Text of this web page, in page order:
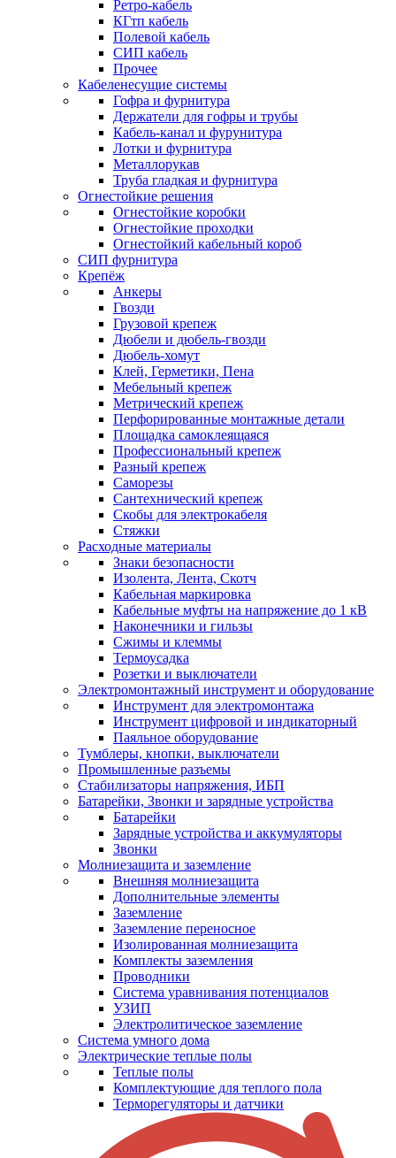
Ретро-кабель
КГтп кабель
Полевой кабель
СИП кабель
Прочее
Кабеленесущие системы
Гофра и фурнитура
Держатели для гофры и трубы
Кабель-канал и фурунитура
Лотки и фурнитура
Металлорукав
Труба гладкая и фурнитура
Огнестойкие решения
Огнестойкие коробки
Огнестойкие проходки
Огнестойкий кабельный короб
СИП фурнитура
Крепёж
Анкеры
Гвозди
Грузовой крепеж
Дюбели и дюбель-гвозди
Дюбель-хомут
Клей, Герметики, Пена
Мебельный крепеж
Метрический крепеж
Перфорированные монтажные детали
Площадка самоклеящаяся
Профессиональный крепеж
Разный крепеж
Саморезы
Сантехнический крепеж
Скобы для электрокабеля
Стяжки
Расходные материалы
Знаки безопасности
Изолента, Лента, Скотч
Кабельная маркировка
Кабельные муфты на напряжение до 1 кВ
Наконечники и гильзы
Сжимы и клеммы
Термоусадка
Розетки и выключатели
Электромонтажный инструмент и оборудование
Инструмент для электромонтажа
Инструмент цифровой и индикаторный
Паяльное оборудование
Тумблеры, кнопки, выключатели
Промышленные разъемы
Стабилизаторы напряжения, ИБП
Батарейки, Звонки и зарядные устройства
Батарейки
Зарядные устройства и аккумуляторы
Звонки
Молниезащита и заземление
Внешняя молниезащита
Дополнительные элементы
Заземление
Заземление переносное
Изолированная молниезащита
Комплекты заземления
Проводники
Система уравнивания потенциалов
УЗИП
Электролитическое заземление
Система умного дома
Электрические теплые полы
Теплые полы
Комплектующие для теплого пола
Терморегуляторы и датчики